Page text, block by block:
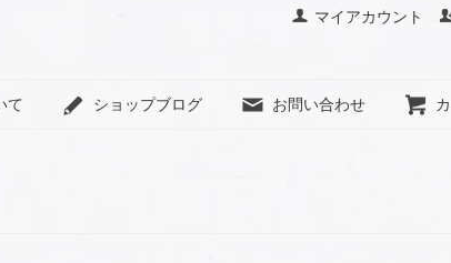
マイアカウント
て ショップブログ お問い合わせ